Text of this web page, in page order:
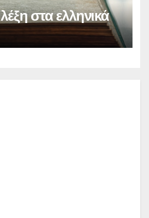
στα ελληνικά